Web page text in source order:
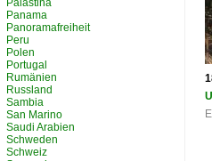
Palästina
Panama
Panoramafreiheit
Peru
Polen
Portugal
Rumänien
Russland
Sambia
San Marino
Saudi Arabien
Schweden
Schweiz